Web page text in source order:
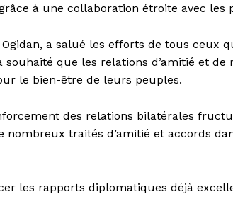
à une collaboration étroite avec les
Ogidan, a salué les efforts de tous ceux
que les relations d’amitié et
le bien-être de leurs peuples.
des relations bilatérales
nombreux traités d’amitié et accords
les rapports diplomatiques déjà